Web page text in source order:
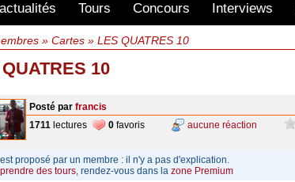
Tours Concours Interviews
» Cartes » LES QUATRES 10
10
Posté par francis
1711 lectures 0 favoris aucune réaction
proposé par un membre : il n'y a pas d'explication.
des tours, rendez-vous dans la zone Premium